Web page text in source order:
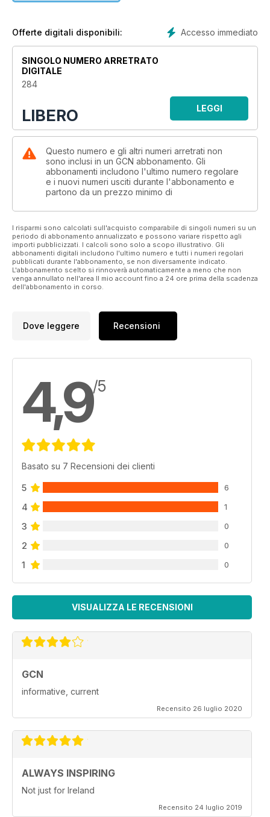
Accesso immediato
Offerte digitali disponibili:
SINGOLO NUMERO ARRETRATO
DIGITALE
284
LIBERO LEGGI
Questo numero e gli altri numeri arretrati non
sono inclusi in un GCN abbonamento. Gli
abbonamenti includono l'ultimo numero regolare
e i nuovi numeri usciti durante l'abbonamento e
partono da un prezzo minimo di
I risparmi sono calcolati sull'acquisto comparabile di singoli numeri su un
periodo di abbonamento annualizzato e possono variare rispetto agli
importi pubblicizzati. I calcoli sono solo a scopo illustrativo. Gli
abbonamenti digitali includono l'ultimo numero e tutti i numeri regolari
pubblicati durante l'abbonamento, se non diversamente indicato.
L'abbonamento scelto si rinnoverà automaticamente a meno che non
venga annullato nell'area Il mio account fino a 24 ore prima della scadenza
dell'abbonamento in corso.
Dove leggere Recensioni
4,9/5
Basato su 7 Recensioni dei clienti
5 6
4 1
3 0
2 0
1 0
VISUALIZZA LE RECENSIONI
GCN
informative, current
Recensito 26 luglio 2020
ALWAYS INSPIRING
Not just for Ireland
Recensito 24 luglio 2019